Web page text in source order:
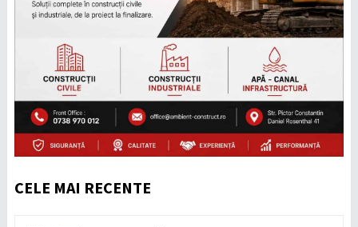
CELE MAI RECENTE